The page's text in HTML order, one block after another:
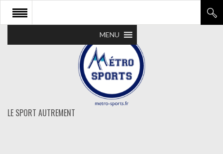
LE SPORT AUTREMENT
MENU